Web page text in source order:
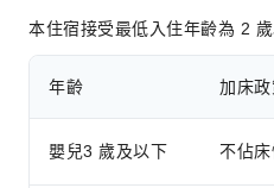
24 小時櫃檯
安全與保全
急救包
滅火器
本住宿接受最低入住年齡為 2
年齡 加床
嬰兒3 歲及以下 不佔